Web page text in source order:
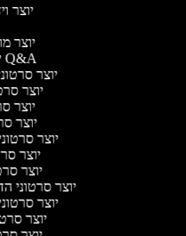
יוצר
יוצר
יוצר סרטוני Q&A
יוצר
יוצר
יוצר
יוצר
יוצר
יוצר
יוצר
יוצר סרטוני
יוצר
יוצר